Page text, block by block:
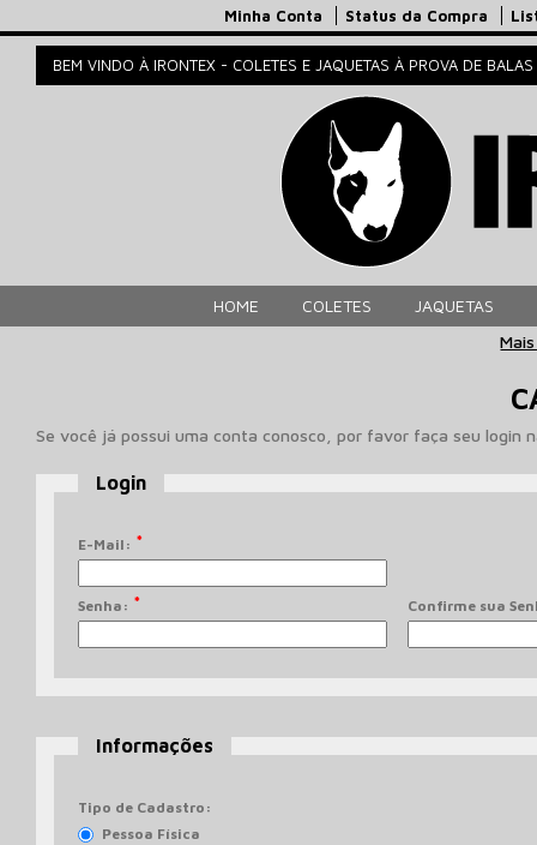
Minha Conta Status da Compra
BEM VINDO À IRONTEX - COLETES E JAQUETAS À PROVA DE BALAS
HOME COLETES
JAQUETAS
Se você já possui uma conta conosco, por favor faça seu login
Login
E-Mail: *
Senha: * Confirme sua
Informações
Tipo de Cadastro:
Pessoa Física